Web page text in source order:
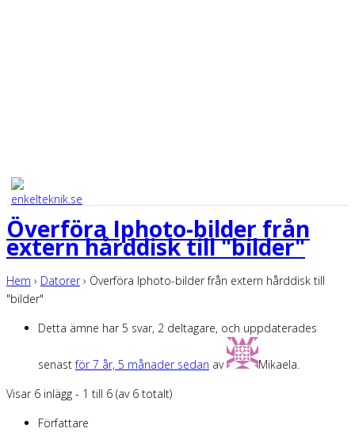
Överföra Iphoto-bilder från
extern hårddisk till "bilder"
Hem › Datorer › Överföra Iphoto-bilder från extern hårddisk till
"bilder"
Detta ämne har 5 svar, 2 deltagare, och uppdaterades
senastför 7 år, 5 månader sedan av Mikaela
Visar 6 inlägg - 1 till 6 (av 6 totalt)
Författare